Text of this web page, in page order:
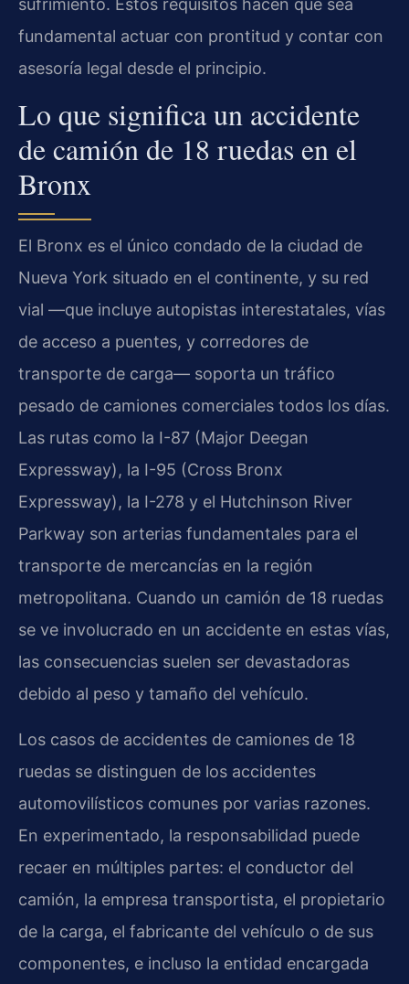
sufrimiento. Estos requisitos hacen que sea
fundamental actuar con prontitud y contar con
asesoría legal desde el principio.
Lo que significa un accidente
de camión de 18 ruedas en el
Bronx
El Bronx es el único condado de la ciudad de
Nueva York situado en el continente, y su red
vial —que incluye autopistas interestatales, vías
de acceso a puentes, y corredores de
transporte de carga— soporta un tráfico
pesado de camiones comerciales todos los días.
Las rutas como la I-87 (Major Deegan
Expressway), la I-95 (Cross Bronx
Expressway), la I-278 y el Hutchinson River
Parkway son arterias fundamentales para el
transporte de mercancías en la región
metropolitana. Cuando un camión de 18 ruedas
se ve involucrado en un accidente en estas vías,
las consecuencias suelen ser devastadoras
debido al peso y tamaño del vehículo.
Los casos de accidentes de camiones de 18
ruedas se distinguen de los accidentes
automovilísticos comunes por varias razones.
En experimentado, la responsabilidad puede
recaer en múltiples partes: el conductor del
camión, la empresa transportista, el propietario
de la carga, el fabricante del vehículo o de sus
componentes, e incluso la entidad encargada